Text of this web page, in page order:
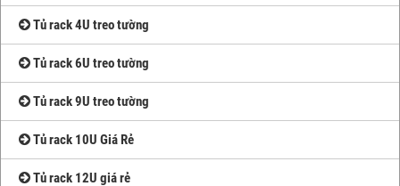
Tủ rack 4U treo tường
Tủ rack 6U treo tường
Tủ rack 9U treo tường
Tủ rack 10U Giá Rẻ
Tủ rack 12U giá rẻ